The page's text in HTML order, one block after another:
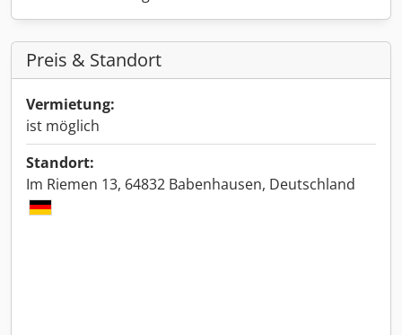
Preis & Standort
Vermietung:
ist möglich
Standort:
Im Riemen 13, 64832 Babenhausen, Deutschland